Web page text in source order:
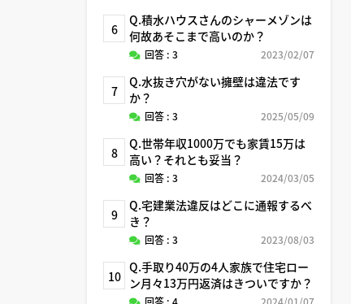
6
Q.積水ハウスさんのシャーメゾンは
何故あそこまで高いのか？
回答 : 3 2023/02/07
7
Q.水抜き穴がない擁壁は違法です
か？
回答 : 3 2025/05/09
8
Q.世帯年収1000万でも家賃15万は
高い？それとも妥当？
回答 : 3 2024/03/05
9
Q.宅建業法違反はどこに通報するべ
き？
回答 : 3 2023/08/03
10
Q.手取り40万の4人家族で住宅ロー
ン月々13万円返済はきついですか？
回答 : 4 2024/01/07